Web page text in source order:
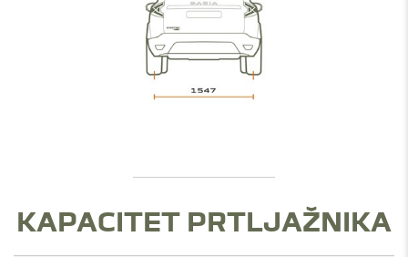
KAPACITET PRTLJAŽNIKA